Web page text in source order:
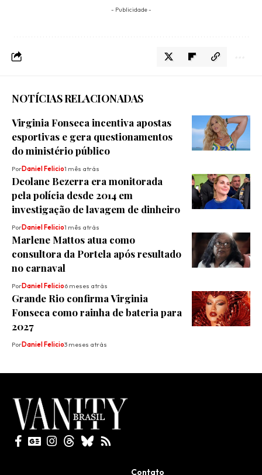
- Publicidade -
NOTÍCIAS RELACIONADAS
Virginia Fonseca incentiva apostas
esportivas e gera questionamentos
do ministério público
PorDaniel Felicio1 mês atrás
Deolane Bezerra era monitorada
pela polícia desde 2014 em
investigação de lavagem de dinheiro
PorDaniel Felicio1 mês atrás
Marlene Mattos atua como
consultora da Portela após resultado
no carnaval
PorDaniel Felicio6 meses atrás
Grande Rio confirma Virginia
Fonseca como rainha de bateria para
2027
PorDaniel Felicio3 meses atrás
Contato